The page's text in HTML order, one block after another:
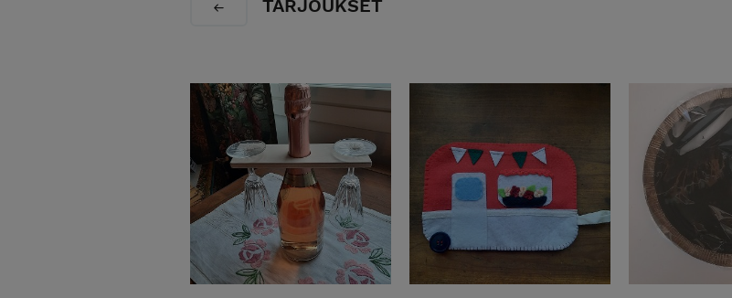
käsityötekniikoita. Tee se itse tuotteista löydät hauskoja settejä itse tehtäviin
kunnostusta vanhaa kunnioittaen ota yhteyttä sähköpostilla.
riikkametso@gmail.com
EkoRisain verstas y-2405495-1 Huomioitavaa!!!
1.6.2026 alkaen tuotteiden hinnat eivät sisällä enään ALV 25,5%, sillä
EkoRisain verstas ei ole enään arvonlisävero velvollinen liiketoiminnan
vähäisyyden vuoksi.
TARJOUKSET